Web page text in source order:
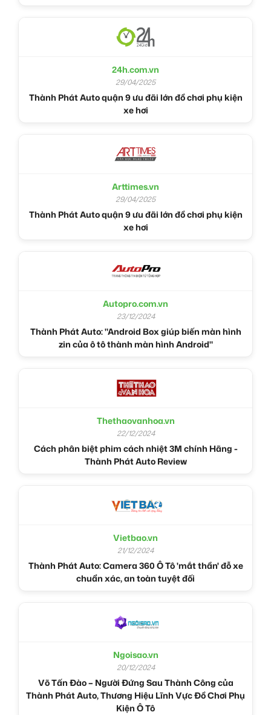
24h.com.vn
29/04/2025
Thành Phát Auto quận 9 ưu đãi lớn đồ chơi phụ kiện
xe hơi
Arttimes.vn
29/04/2025
Thành Phát Auto quận 9 ưu đãi lớn đồ chơi phụ kiện
xe hơi
Autopro.com.vn
23/12/2024
Thành Phát Auto: "Android Box giúp biến màn hình
zin của ô tô thành màn hình Android"
Thethaovanhoa.vn
22/12/2024
Cách phân biệt phim cách nhiệt 3M chính Hãng -
Thành Phát Auto Review
Vietbao.vn
21/12/2024
Thành Phát Auto: Camera 360 Ô Tô 'mắt thần' đỗ xe
chuẩn xác, an toàn tuyệt đối
Ngoisao.vn
20/12/2024
Võ Tấn Đào – Người Đứng Sau Thành Công của
Thành Phát Auto, Thương Hiệu Lĩnh Vực Đồ Chơi Phụ
Kiện Ô Tô